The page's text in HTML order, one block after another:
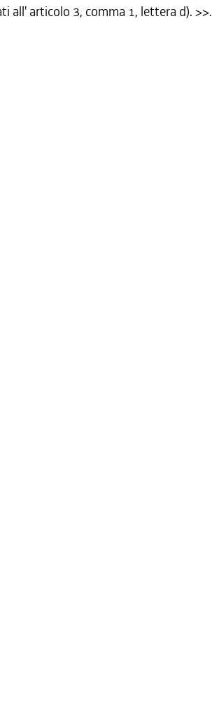
all' articolo 3, comma 1, lettera d). >>.